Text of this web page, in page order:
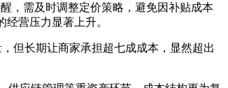
，需及时调整定价策略，避免因补贴成本
营压力显著上升。
但长期让商家承担超七成成本，显然超出